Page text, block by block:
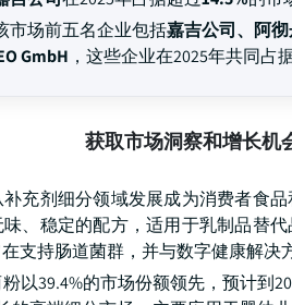
市场前五名企业包括嘉吉公司、阿
GmbH ，这些企业在2025年共同占
获取市场洞察和增长机
充剂细分领域发展成为消费者食
、稳定的配方，适用于乳制品替
支持肠道菌群，并与数字健康解决
以39.4%的市场份额领先，预计到